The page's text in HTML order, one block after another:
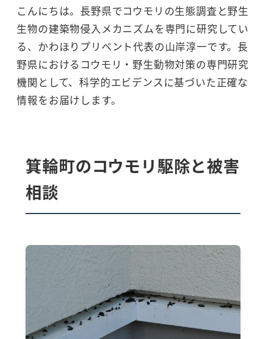
こんにちは。長野県でコウモリの生態調査と野生
生物の建築物侵入メカニズムを専門に研究してい
る、かわほりプリベント代表の山岸淳一です。長
野県におけるコウモリ・野生動物対策の専門研究
機関として、科学的エビデンスに基づいた正確な
情報をお届けします。
箕輪町のコウモリ駆除と被害
相談